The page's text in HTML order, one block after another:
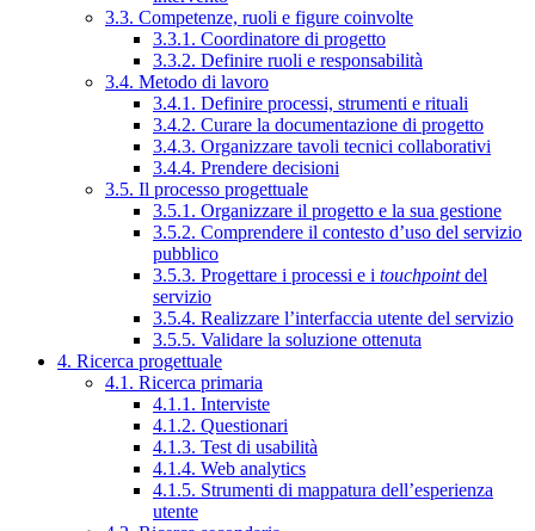
3.3. Competenze, ruoli e figure coinvolte
3.3.1. Coordinatore di progetto
3.3.2. Definire ruoli e responsabilità
3.4. Metodo di lavoro
3.4.1. Definire processi, strumenti e rituali
3.4.2. Curare la documentazione di progetto
3.4.3. Organizzare tavoli tecnici collaborativi
3.4.4. Prendere decisioni
3.5. Il processo progettuale
3.5.1. Organizzare il progetto e la sua gestione
3.5.2. Comprendere il contesto d’uso del servizio
pubblico
3.5.3. Progettare i processi e i touchpointdel
servizio
3.5.4. Realizzare l’interfaccia utente del servizio
3.5.5. Validare la soluzione ottenuta
4. Ricerca progettuale
4.1. Ricerca primaria
4.1.1. Interviste
4.1.2. Questionari
4.1.3. Test di usabilità
4.1.4. Web analytics
4.1.5. Strumenti di mappatura dell’esperienza
utente